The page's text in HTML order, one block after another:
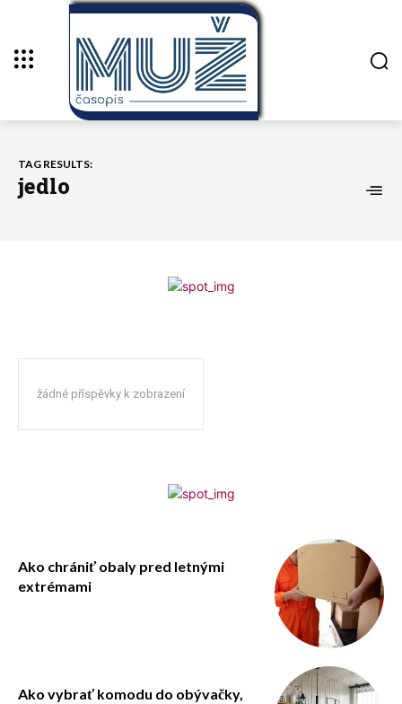
TAG RESULTS:
jedlo
žádné příspěvky k zobrazení
Ako chrániť obaly pred letnými
extrémami
Ako vybrať komodu do obývačky,